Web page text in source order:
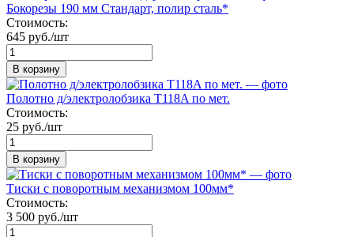
Бокорезы 190 мм Стандарт, полир сталь*
Стоимость:
645 руб./шт
В корзину
Полотно д/электролобзика Т118A по мет.
Стоимость:
25 руб./шт
В корзину
Тиски с поворотным механизмом 100мм*
Стоимость:
3 500 руб./шт